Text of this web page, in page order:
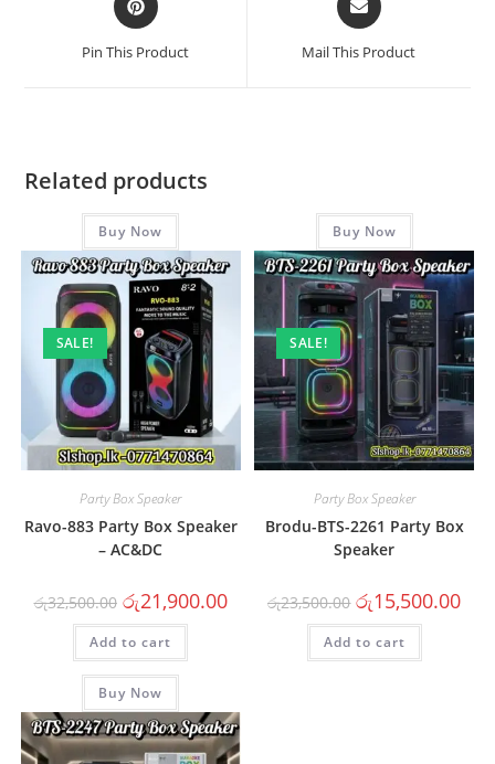
Pin This Product Mail This Product
Related products
Buy Now
SALE!
Party Box Speaker
Ravo-883 Party Box Speaker
– AC&DC
රු32,500.00 රු21,900.00
Add to cart
Buy Now
SALE!
Party Box Speaker
Brodu-BTS-2261 Party Box
Speaker
රු23,500.00 රු15,500.00
Add to cart
Buy Now